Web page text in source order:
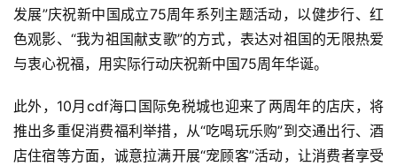
发展”庆祝新中国成立75周年系列主题活动，以健步行、红
色观影、“我为祖国献支歌”的方式，表达对祖国的无限热爱
与衷心祝福，用实际行动庆祝新中国75周年华诞。
此外，10月cdf海口国际免税城也迎来了两周年的店庆，将
推出多重促消费福利举措，从“吃喝玩乐购”到交通出行、酒
店住宿等方面，诚意拉满开展“宠顾客”活动，让消费者享受